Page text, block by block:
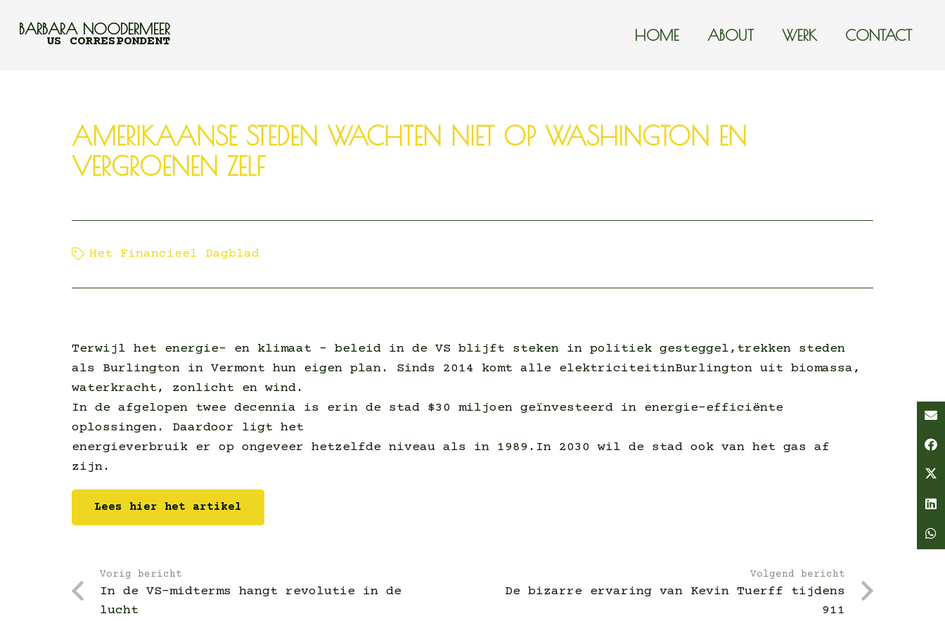
BARBARA NOODERMEER
US CORRESPONDENT HOME ABOUT WERK CONTACT
AMERIKAANSE STEDEN WACHTEN NIET OP WASHINGTON EN
VERGROENEN ZELF
Het Financieel Dagblad
Terwijl het energie- en klimaat – beleid in de VS blijft steken in politiek gesteggel,trekken steden
als Burlington in Vermont hun eigen plan. Sinds 2014 komt alle elektriciteitinBurlington uit biomassa,
waterkracht, zonlicht en wind.
In de afgelopen twee decennia is erin de stad $30 miljoen geïnvesteerd in energie-efficiënte
oplossingen. Daardoor ligt het
energieverbruik er op ongeveer hetzelfde niveau als in 1989.In 2030 wil de stad ook van het gas af
zijn.
Lees hier het artikel
Vorig bericht
In de VS-midterms hangt revolutie in de
lucht
Volgend bericht
De bizarre ervaring van Kevin Tuerff tijdens
911